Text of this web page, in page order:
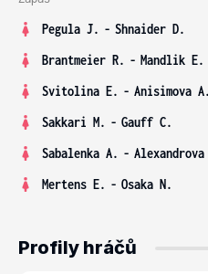
Pegula J. - Shnaider D.
Brantmeier R. - Mandlik E.
Svitolina E. - Anisimova A.
Sakkari M. - Gauff C.
Sabalenka A. -
Mertens E. - Osaka N.
Profily hráčů